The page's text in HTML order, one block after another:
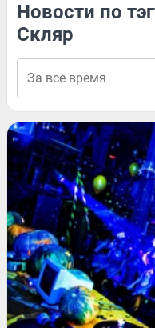
Новости по
Скляр